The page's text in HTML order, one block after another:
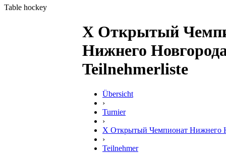
Table hockey
X Открытый
Нижнего
Teilnehmerliste
Übersicht
›
Turnier
›
X Открытый Чемпионат Нижнего
›
Teilnehmer